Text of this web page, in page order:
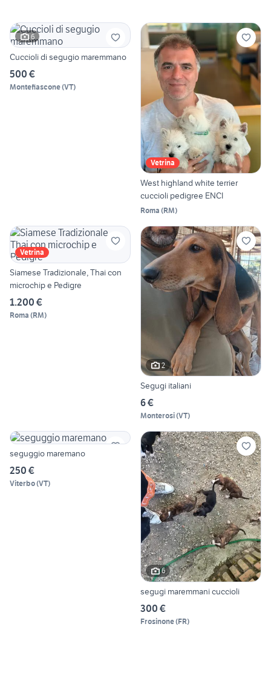
6
Cuccioli di segugio maremmano
500 €
Montefiascone(VT)
Vetrina
West highland white terrier
cuccioli pedigree ENCI
Roma (RM)
Vetrina
Siamese Tradizionale, Thai con
microchip e Pedigre
1.200 €
Roma (RM)
2
Segugi italiani
6 €
Monterosi(VT)
seguggio maremano
250 €
Viterbo(VT)
6
segugi maremmani cuccioli
300 €
Frosinone(FR)